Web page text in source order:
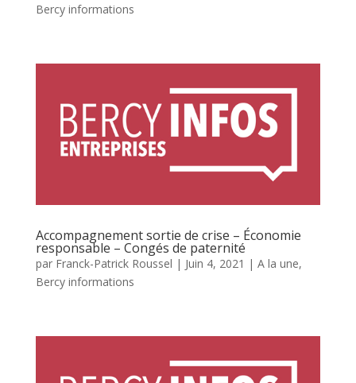
Bercy informations
Accompagnement sortie de crise – Économie
responsable – Congés de paternité
par Franck-Patrick Roussel | Juin 4, 2021 | A la une,
Bercy informations